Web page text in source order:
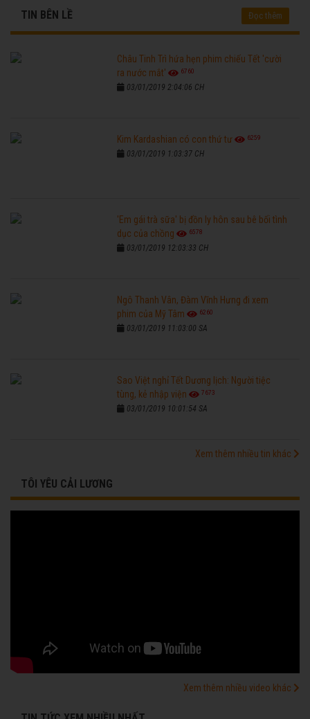
TIN BÊN LỀ Đọc thêm
Châu Tinh Trì hứa hẹn phim chiếu Tết 'cười
ra nước mắt'
6760
03/01/2019 2:04:06 CH
Kim Kardashian có con thứ tư 6259
03/01/2019 1:03:37 CH
'Em gái trà sữa' bị đồn ly hôn sau bê bối tình
dục của chồng
6578
03/01/2019 12:03:33 CH
Ngô Thanh Vân, Đàm Vĩnh Hưng đi xem
phim của Mỹ Tâm
6260
03/01/2019 11:03:00 SA
Sao Việt nghỉ Tết Dương lịch: Người tiệc
tùng, kẻ nhập viện
7673
03/01/2019 10:01:54 SA
Xem thêm nhiều tin khác
TÔI YÊU CẢI LƯƠNG
Xem thêm nhiều video khác